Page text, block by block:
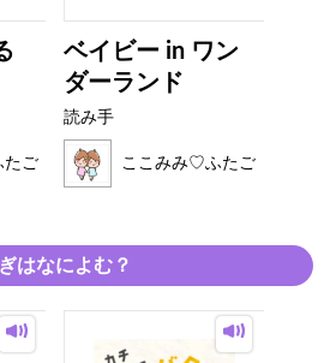
ご
ベイビー in ワン
ダーランド
読み手
ここみみ♡ふたご
はなによむ？